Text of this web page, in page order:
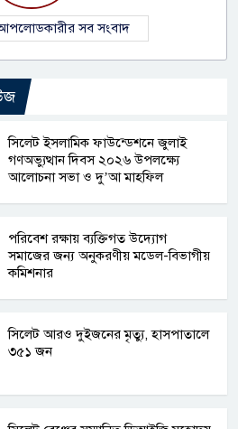
সব সংবাদ
সিলেট ইসলামিক ফাউন্ডেশনে জুলাই
গণঅভ্যুত্থান দিবস ২০২৬ উপলক্ষ্যে
আলোচনা সভা ও দু’আ মাহফিল
পরিবেশ রক্ষায় ব্যক্তিগত উদ্যোগ
সমাজের জন্য অনুকরণীয় মডেল-বিভাগীয়
কমিশনার
সিলেট আরও দুইজনের মৃত্যু, হাসপাতালে
৩৫১ জন